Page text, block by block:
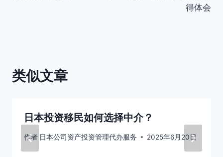
得体会
类似文章
日本投资移民如何选择中介？
作者 日本公司资产投资管理代办服务 2025年6月20日